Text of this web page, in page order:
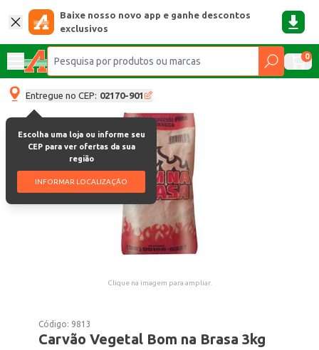
Baixe nosso novo app e ganhe descontos
exclusivos
0
Entregue no CEP: 02170-901
Escolha uma loja ou informe seu
CEP para ver ofertas da sua
região
INFORMAR LOCALIZAÇÃO
Clique na imagem para ampliar.
Código: 9813
Carvão Vegetal Bom na Brasa 3kg